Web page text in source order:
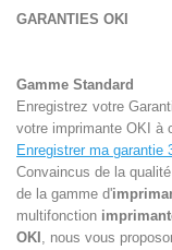
GARANTIES OKI
Gamme Standard
Enregistrez votre
votre imprimante OKI à
Enregistrer ma garantie
Convaincus de la
de la gamme d'
multifonction
OKI , nous vous